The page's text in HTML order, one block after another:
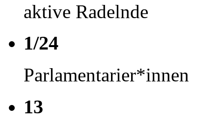
aktive Radelnde
1/24
Parlamentarier*innen
13